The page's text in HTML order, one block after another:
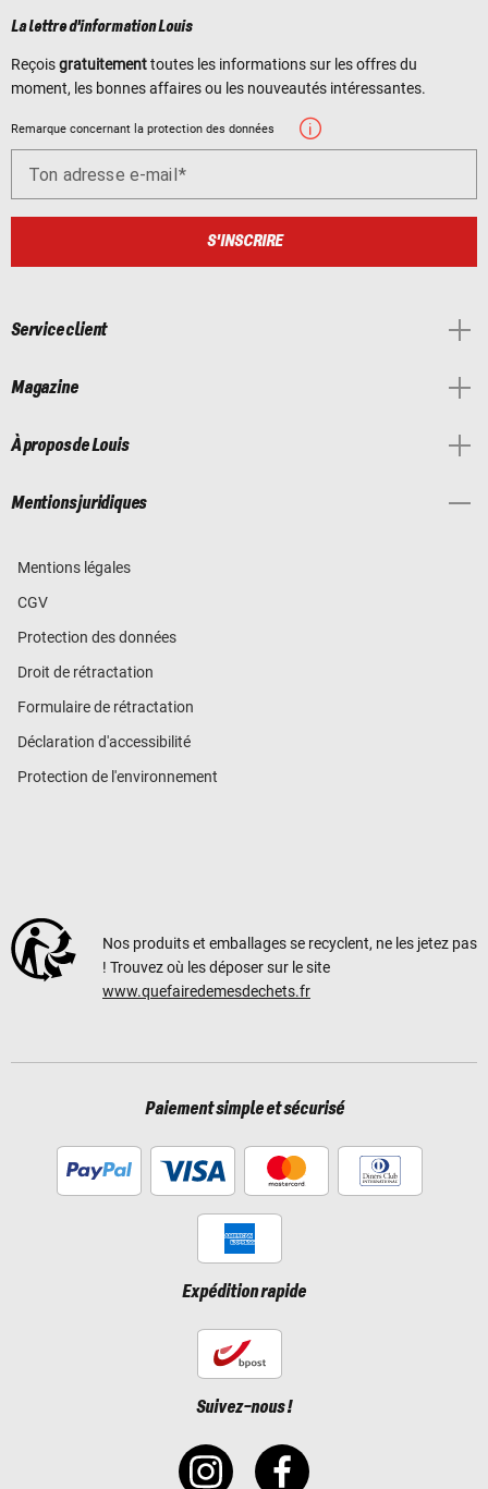
La lettre d'information Louis
Reçoisgratuitementtoutes les informations sur les offres du
moment, les bonnes affaires ou les nouveautés intéressantes.
Remarque concernant la protection des données
Ton adresse e-mail
S'INSCRIRE
Service client
Magazine
À propos de Louis
Mentions juridiques
Mentions légales
CGV
Protection des données
Droit de rétractation
Formulaire de rétractation
Déclaration d'accessibilité
Protection de l'environnement
Nos produits et emballages se recyclent, ne les jetez pas
! Trouvez où les déposer sur le site
www.quefairedemesdechets.fr
Paiement simple et sécurisé
Expédition rapide
Suivez-nous !